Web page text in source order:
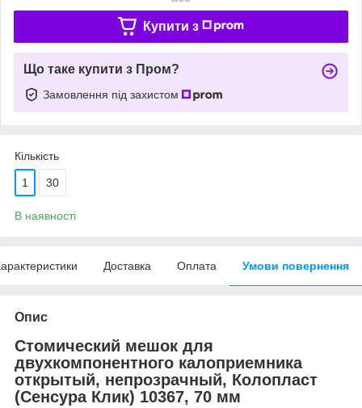
Купити з
Що таке купити з Пром?
Замовлення під захистом
Кількість
1 30
В наявності
Доставка Оплата Умови повернення
Опис
Стомический мешок для
двухкомпонентного калоприемника
открытый, непрозрачный, Колопласт
(Сенсура Клик) 10367, 70 мм